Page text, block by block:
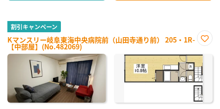
割引キャンペーン
Kマンスリー岐阜東海中央病院前（山田寺通り前） 205・1R-
【中部屋】(No.482069)
に入
り登
録